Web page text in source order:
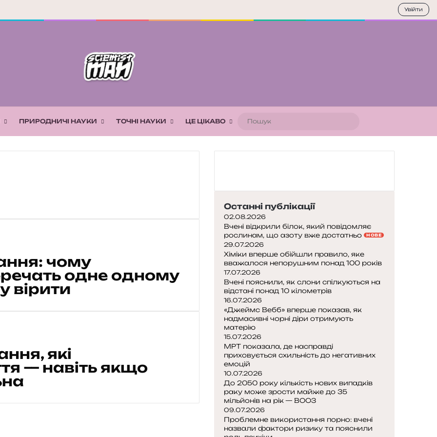
ПРИРОДНИЧІ НАУКИ ТОЧНІ НАУКИ ЦЕ ЦІКАВО
чому
одне одному
вірити
які
— навіть якщо
Останні публікації
02.08.2026
Вчені відкрили білок, який повідомляє
рослинам, що азоту вже достатньо
НОВЕ
29.07.2026
Хіміки вперше обійшли правило, яке
вважалося непорушним понад 100 років
17.07.2026
Вчені пояснили, як слони спілкуються на
відстані понад 10 кілометрів
16.07.2026
«Джеймс Вебб» вперше показав, як
надмасивні чорні діри отримують
матерію
15.07.2026
МРТ показала, де насправді
приховується схильність до негативних
емоцій
10.07.2026
До 2050 року кількість нових випадків
раку може зрости майже до 35
мільйонів на рік — ВООЗ
09.07.2026
Проблемне використання порно: вчені
назвали фактори ризику та пояснили
Увійти